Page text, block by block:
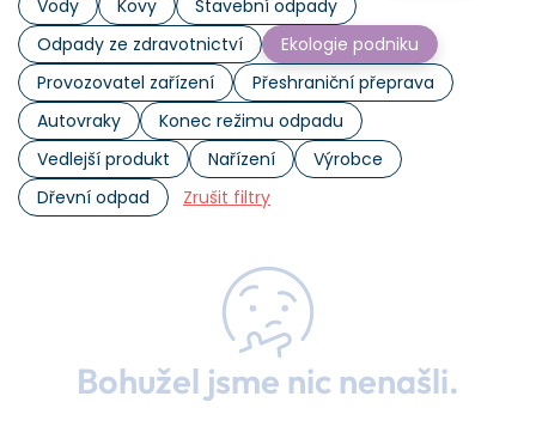
Vody
Kovy
Stavební odpady
Odpady ze zdravotnictví
Ekologie podniku
Provozovatel zařízení
Přeshraniční přeprava
Autovraky
Konec režimu odpadu
Vedlejší produkt
Nařízení
Výrobce
Dřevní odpad
Zrušit filtry
Bohužel jsme nic nenašli.